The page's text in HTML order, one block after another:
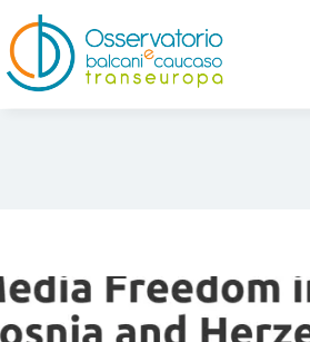
Salta
al
contenuto